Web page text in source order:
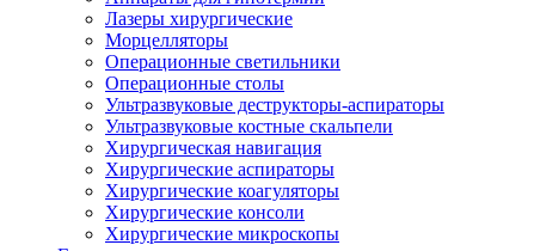
Лазеры хирургические
Морцелляторы
Операционные светильники
Операционные столы
Ультразвуковые деструкторы-аспираторы
Ультразвуковые костные скальпели
Хирургическая навигация
Хирургические аспираторы
Хирургические коагуляторы
Хирургические консоли
Хирургические микроскопы